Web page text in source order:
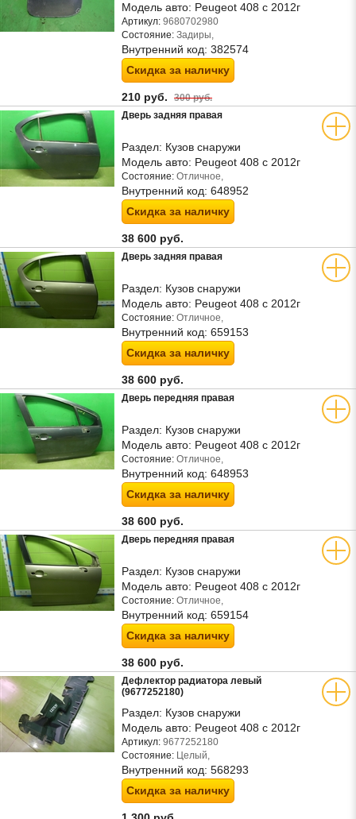
Модель авто: Peugeot 408 с 2012г
Артикул: 9680702980
Состояние: Задиры,
Внутренний код: 382574
Скидка за наличку
210 руб. 300 руб.
Дверь задняя правая
Раздел: Кузов снаружи
Модель авто: Peugeot 408 с 2012г
Состояние: Отличное,
Внутренний код: 648952
Скидка за наличку
38 600 руб.
Дверь задняя правая
Раздел: Кузов снаружи
Модель авто: Peugeot 408 с 2012г
Состояние: Отличное,
Внутренний код: 659153
Скидка за наличку
38 600 руб.
Дверь передняя правая
Раздел: Кузов снаружи
Модель авто: Peugeot 408 с 2012г
Состояние: Отличное,
Внутренний код: 648953
Скидка за наличку
38 600 руб.
Дверь передняя правая
Раздел: Кузов снаружи
Модель авто: Peugeot 408 с 2012г
Состояние: Отличное,
Внутренний код: 659154
Скидка за наличку
38 600 руб.
Дефлектор радиатора левый
(9677252180)
Раздел: Кузов снаружи
Модель авто: Peugeot 408 с 2012г
Артикул: 9677252180
Состояние: Целый,
Внутренний код: 568293
Скидка за наличку